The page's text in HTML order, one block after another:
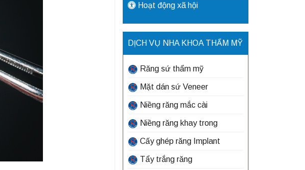
Hoạt động xã hội
DỊCH VỤ NHA KHOA THẨM MỸ
Răng sứ thẩm mỹ
Mặt dán sứ Veneer
Niềng răng mắc cài
Niềng răng khay trong
Cấy ghép răng Implant
Tẩy trắng răng